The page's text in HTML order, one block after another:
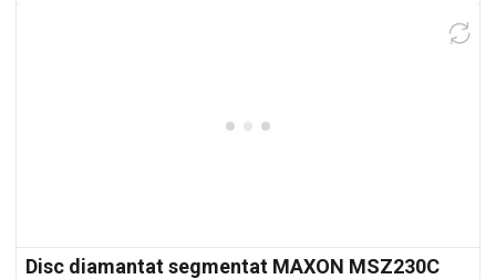
Disc diamantat segmentat MAXON MSZ230C